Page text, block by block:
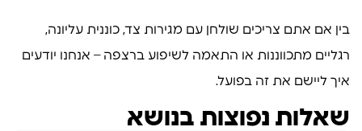
בין אם אתם צריכים שולחן עם מגירות צד, כוננית עליונה,
רגליים מתכווננות או התאמה לשיפוע ברצפה – אנחנו יודעים
איך ליישם את זה בפועל.
שאלות נפוצות בנושא